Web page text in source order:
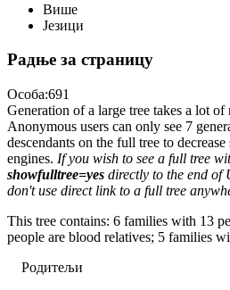
Више
Језици
Радње за страницу
Особа:691
Generation of a large tree takes a lot of
Anonymous users can only see 7
descendants on the full tree to
engines. If you wish to see a full tree
showfulltree=yes directly to the end of
don't use direct link to a full tree
This tree contains: 6 families with 13
people are blood relatives; 5 families
Родитељи